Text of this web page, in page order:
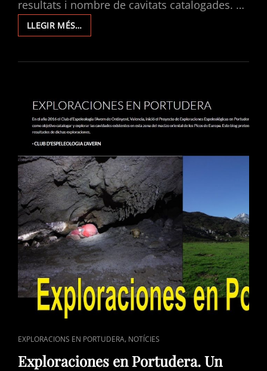
resultats i nombre de cavitats catalogades. …
LLEGIR MÉS…EXPLORACIONS
EN
2018
CAT
LINKS
EXPLORACIONS EN PORTUDERA, NOTÍCIES
Exploraciones en Portudera. Un